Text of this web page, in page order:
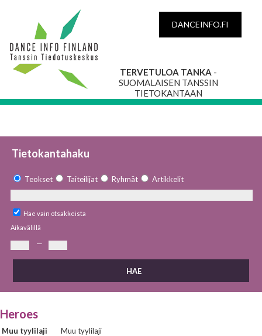
DANCEINFO.FI
TERVETULOA TANKA -
SUOMALAISEN TANSSIN
TIETOKANTAAN
Tietokantahaku
Teokset Taiteilijat Ryhmät Artikkelit
Hae vain otsakkeista
Aikavälillä
—
Heroes
Muu tyylilaji
Muu tyylilaji